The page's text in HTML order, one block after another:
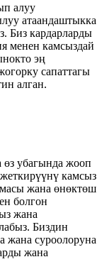
алуу
атаандаштыкка
Биз кардарларды
менен камсыздай
эң
сапаттагы
алган.
өз убагында жооп
камсыз
жана өнөктөш
болгон
жана
Биздин
жана суроолоруна
жана